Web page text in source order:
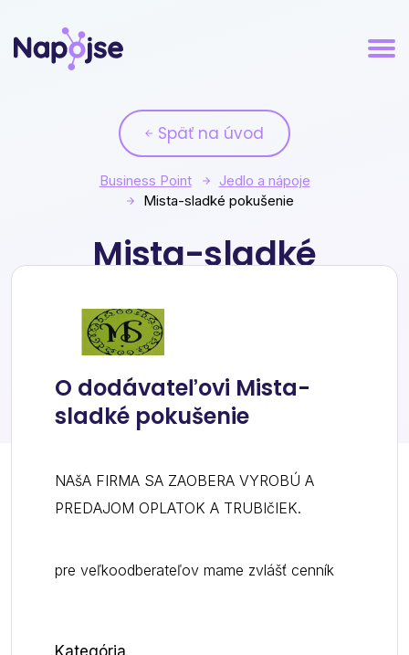
Späť na úvod
Business Point
Jedlo a nápoje
Mista-sladké pokušenie
Mista-sladké
O dodávateľovi Mista-
sladké pokušenie
NAšA FIRMA SA ZAOBERA VYROBÚ A
PREDAJOM OPLATOK A TRUBIčIEK.
pre veľkoodberateľov mame zvlášť cenník
Kategória